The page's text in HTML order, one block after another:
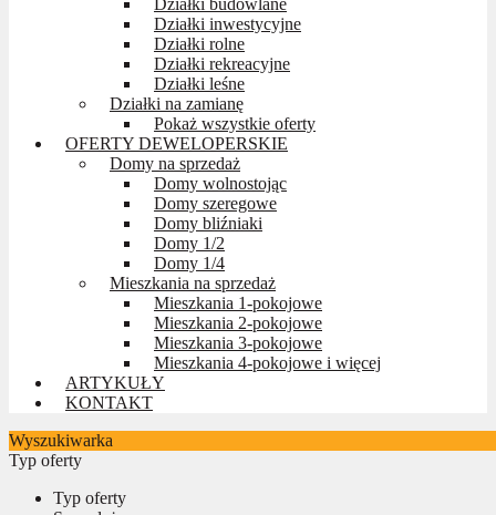
Działki inwestycyjne
Działki rolne
Działki rekreacyjne
Działki leśne
Działki na zamianę
Pokaż wszystkie oferty
OFERTY DEWELOPERSKIE
Domy na sprzedaż
Domy wolnostojąc
Domy szeregowe
Domy bliźniaki
Domy 1/2
Domy 1/4
Mieszkania na sprzedaż
Mieszkania 1-pokojowe
Mieszkania 2-pokojowe
Mieszkania 3-pokojowe
Mieszkania 4-pokojowe i więcej
ARTYKUŁY
KONTAKT
Wyszukiwarka
Typ oferty
Typ oferty